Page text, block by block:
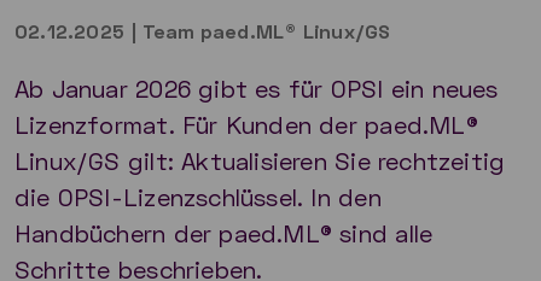
02.12.2025 | Team paed.ML® Linux/GS
Ab Januar 2026 gibt es für OPSI ein neues
Lizenzformat. Für Kunden der paed.ML®
Linux/GS gilt: Aktualisieren Sie rechtzeitig
die OPSI-Lizenzschlüssel. In den
Handbüchern der paed.ML® sind alle
Schritte beschrieben.